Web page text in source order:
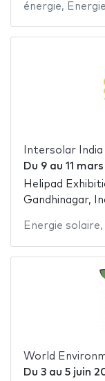
énergie,
Intersolar India
Du 9au 11
Helipad
Gandhinagar,
Energie solaire,
World
Du 3au 5 juin